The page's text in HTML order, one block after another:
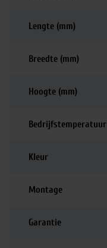
Lengte (mm)
Breedte (mm)
Hoogte (mm)
Bedrijfstemperatuur
Kleur
Montage
Garantie